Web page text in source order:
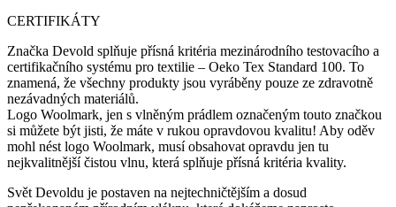
CERTIFIKÁTY
Značka Devold splňuje přísná kritéria mezinárodního testovacího a
certifikačního systému pro textilie – Oeko Tex Standard 100. To
znamená, že všechny produkty jsou vyráběny pouze ze zdravotně
nezávadných materiálů.
Logo Woolmark, jen s vlněným prádlem označeným touto značkou
si můžete být jisti, že máte v rukou opravdovou kvalitu! Aby oděv
mohl nést logo Woolmark, musí obsahovat opravdu jen tu
nejkvalitnější čistou vlnu, která splňuje přísná kritéria kvality.
Svět Devoldu je postaven na nejtechničtějším a dosud